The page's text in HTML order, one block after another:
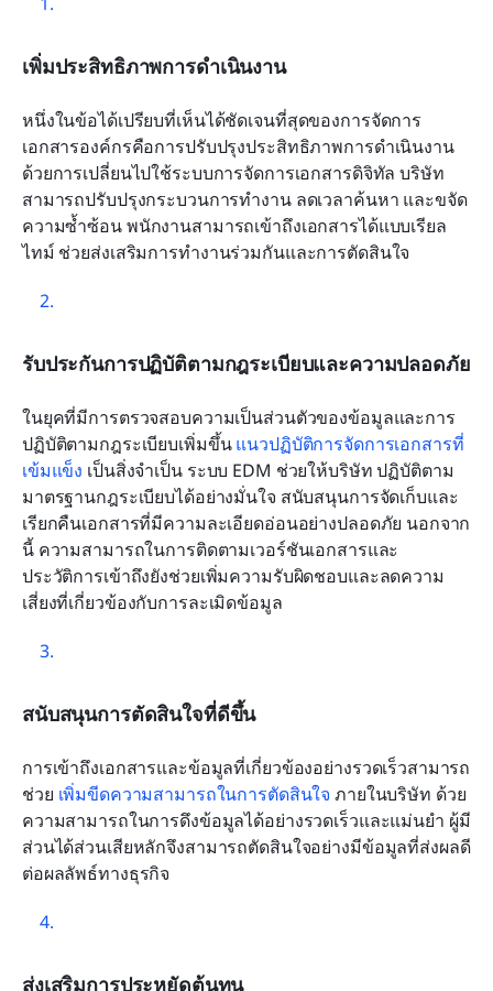
เพิ่มประสิทธิภาพการดำเนินงาน
หนึ่งในข้อได้เปรียบที่เห็นได้ชัดเจนที่สุดของการจัดการ
เอกสารองค์กรคือการปรับปรุงประสิทธิภาพการดำเนินงาน
ด้วยการเปลี่ยนไปใช้ระบบการจัดการเอกสารดิจิทัล บริษัท
สามารถปรับปรุงกระบวนการทำงาน ลดเวลาค้นหา และขจัด
ความซ้ำซ้อน พนักงานสามารถเข้าถึงเอกสารได้แบบเรียล
ไทม์ ช่วยส่งเสริมการทำงานร่วมกันและการตัดสินใจ
รับประกันการปฏิบัติตามกฎระเบียบและความปลอดภัย
ในยุคที่มีการตรวจสอบความเป็นส่วนตัวของข้อมูลและการ
ปฏิบัติตามกฎระเบียบเพิ่มขึ้น แนวปฏิบัติการจัดการเอกสารที่
เข้มแข็ง เป็นสิ่งจำเป็น ระบบ EDM ช่วยให้บริษัท ปฏิบัติตาม
มาตรฐานกฎระเบียบได้อย่างมั่นใจ สนับสนุนการจัดเก็บและ
เรียกคืนเอกสารที่มีความละเอียดอ่อนอย่างปลอดภัย นอกจาก
นี้ ความสามารถในการติดตามเวอร์ชันเอกสารและ
ประวัติการเข้าถึงยังช่วยเพิ่มความรับผิดชอบและลดความ
เสี่ยงที่เกี่ยวข้องกับการละเมิดข้อมูล
สนับสนุนการตัดสินใจที่ดีขึ้น
การเข้าถึงเอกสารและข้อมูลที่เกี่ยวข้องอย่างรวดเร็วสามารถ
ช่วย เพิ่มขีดความสามารถในการตัดสินใจ ภายในบริษัท ด้วย
ความสามารถในการดึงข้อมูลได้อย่างรวดเร็วและแม่นยำ ผู้มี
ส่วนได้ส่วนเสียหลักจึงสามารถตัดสินใจอย่างมีข้อมูลที่ส่งผลดี
ต่อผลลัพธ์ทางธุรกิจ
ส่งเสริมการประหยัดต้นทุน